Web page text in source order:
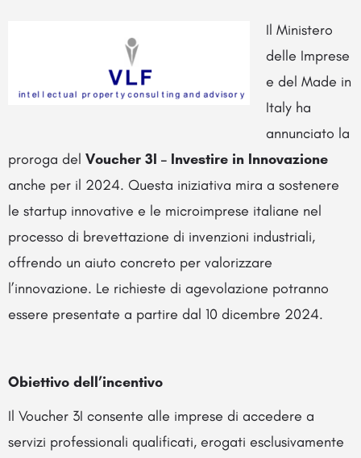
Il Ministero
delle Imprese
e del Made in
Italy ha
annunciato la
proroga del Voucher 3I – Investire in Innovazione
anche per il 2024. Questa iniziativa mira a sostenere
le startup innovative e le microimprese italiane nel
processo di brevettazione di invenzioni industriali,
offrendo un aiuto concreto per valorizzare
l’innovazione. Le richieste di agevolazione potranno
essere presentate a partire dal 10 dicembre 2024.
Obiettivo dell’incentivo
Il Voucher 3I consente alle imprese di accedere a
servizi professionali qualificati, erogati esclusivamente